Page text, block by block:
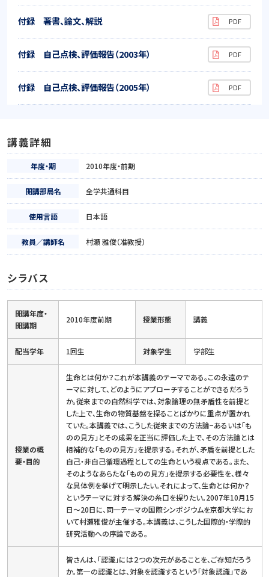
付録 著書、論文、解説
付録 自己点検、評価報告（2003年）
付録 自己点検、評価報告（2005年）
講義詳細
年度・期 2010年度・前期
開講部局名 全学共通科目
使用言語 日本語
教員／講師名 村瀬 雅俊（准教授）
シラバス
開講年度・
開講期
2010年度前期 授業形態 講義
配当学年 1回生 対象学生 学部生
授業の概
要・目的
生命とは何か？これが本講義のテーマである。この永遠のテ
ーマに対して、どのようにアプローチすることができるだろう
か。従来までの自然科学では、対象論理の無矛盾性を前提と
した上で、生命の物質基盤を探ることばかりに重点が置かれ
ていた。本講義では、こうした従来までの方法論−あるいは「も
のの見方」とその成果を正当に評価した上で、その方法論とは
相補的な「ものの見方」を提示する。それが、矛盾を前提とした
自己・非自己循環過程としての生命という視点である。また、
そのようなあらたな「ものの見方」を提示する必要性を、様々
な具体例を挙げて明示したい。それによって、生命とは何か？
というテーマに対する解決の糸口を探りたい。2007年10月15
日〜20日に、同一テーマの国際シンポジウムを京都大学にお
いて村瀬雅俊が主催する。本講義は、こうした国際的・学際的
研究活動への序論である。
皆さんは、「認識」には２つの次元があることを、ご存知だろう
か。第一の認識とは、対象を認識するという「対象認識」であ